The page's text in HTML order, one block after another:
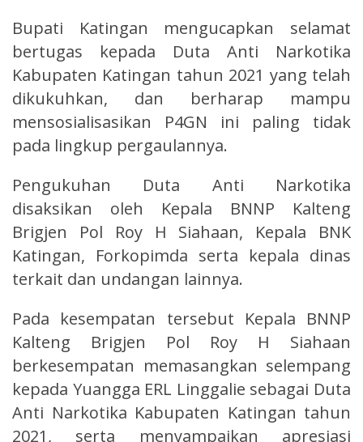
Bupati Katingan mengucapkan selamat
bertugas kepada Duta Anti Narkotika
Kabupaten Katingan tahun 2021 yang telah
dikukuhkan, dan berharap mampu
mensosialisasikan P4GN ini paling tidak
pada lingkup pergaulannya.
Pengukuhan Duta Anti Narkotika
disaksikan oleh Kepala BNNP Kalteng
Brigjen Pol Roy H Siahaan, Kepala BNK
Katingan, Forkopimda serta kepala dinas
terkait dan undangan lainnya.
Pada kesempatan tersebut Kepala BNNP
Kalteng Brigjen Pol Roy H Siahaan
berkesempatan memasangkan selempang
kepada Yuangga ERL Linggalie sebagai Duta
Anti Narkotika Kabupaten Katingan tahun
2021, serta menyampaikan apresiasi